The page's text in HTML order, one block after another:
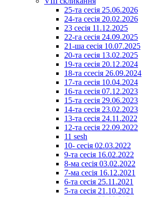
25-та сесія 25.06.2026
24-та сесія 20.02.2026
23 сесія 11.12.2025
22-га сесія 24.09.2025
21-ша сесія 10.07.2025
20-та сесія 13.02.2025
19-та сесія 20.12.2024
18-та ссесія 26.09.2024
17-та сесія 10.04.2024
16-та сесія 07.12.2023
15-та сесія 29.06.2023
14-та сесія 23.02.2023
13-та сесія 24.11.2022
12-та сесія 22.09.2022
11 sesh
10- сесія 02.03.2022
9-та сесія 16.02.2022
8-ма сесія 03.02.2022
7-ма сесія 16.12.2021
6-та сесія 25.11.2021
5-та сесія 21.10.2021